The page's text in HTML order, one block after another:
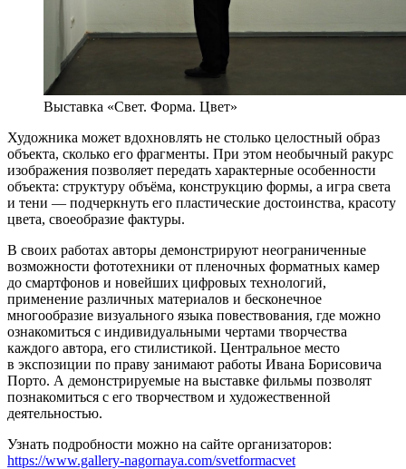
Выставка «Свет. Форма. Цвет»
Художника может вдохновлять не столько целостный образ
объекта, сколько его фрагменты. При этом необычный ракурс
изображения позволяет передать характерные особенности
объекта: структуру объёма, конструкцию формы, а игра света
и тени — подчеркнуть его пластические достоинства, красоту
цвета, своеобразие фактуры.
В своих работах авторы демонстрируют неограниченные
возможности фототехники от пленочных форматных камер
до смартфонов и новейших цифровых технологий,
применение различных материалов и бесконечное
многообразие визуального языка повествования, где можно
ознакомиться с индивидуальными чертами творчества
каждого автора, его стилистикой. Центральное место
в экспозиции по праву занимают работы Ивана Борисовича
Порто. А демонстрируемые на выставке фильмы позволят
познакомиться с его творчеством и художественной
деятельностью.
Узнать подробности можно на сайте организаторов:
https://www.gallery-nagornaya.com/svetformacvet